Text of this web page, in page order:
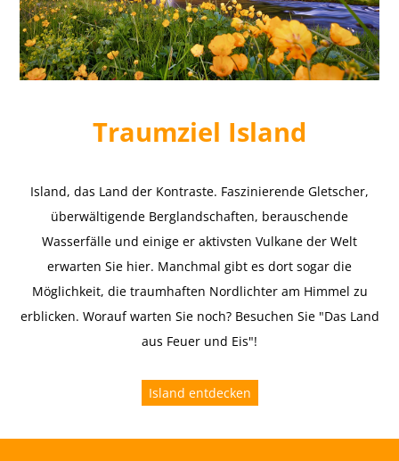
Traumziel Island
Island, das Land der Kontraste. Faszinierende Gletscher,
überwältigende Berglandschaften, berauschende
Wasserfälle und einige er aktivsten Vulkane der Welt
erwarten Sie hier. Manchmal gibt es dort sogar die
Möglichkeit, die traumhaften Nordlichter am Himmel zu
erblicken. Worauf warten Sie noch? Besuchen Sie "Das Land
aus Feuer und Eis"!
Island entdecken